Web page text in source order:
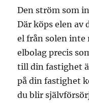
Den ström som
Där köps elen av
el från solen inte
elbolag precis
till din fastighet
på din fastighet
du blir